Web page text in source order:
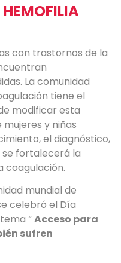
con trastornos de la
La comunidad
tiene el
modificar esta
mujeres y niñas
el diagnóstico,
fortalecerá la
coagulación.
mundial de
celebró el Día
“Acceso para
sufren